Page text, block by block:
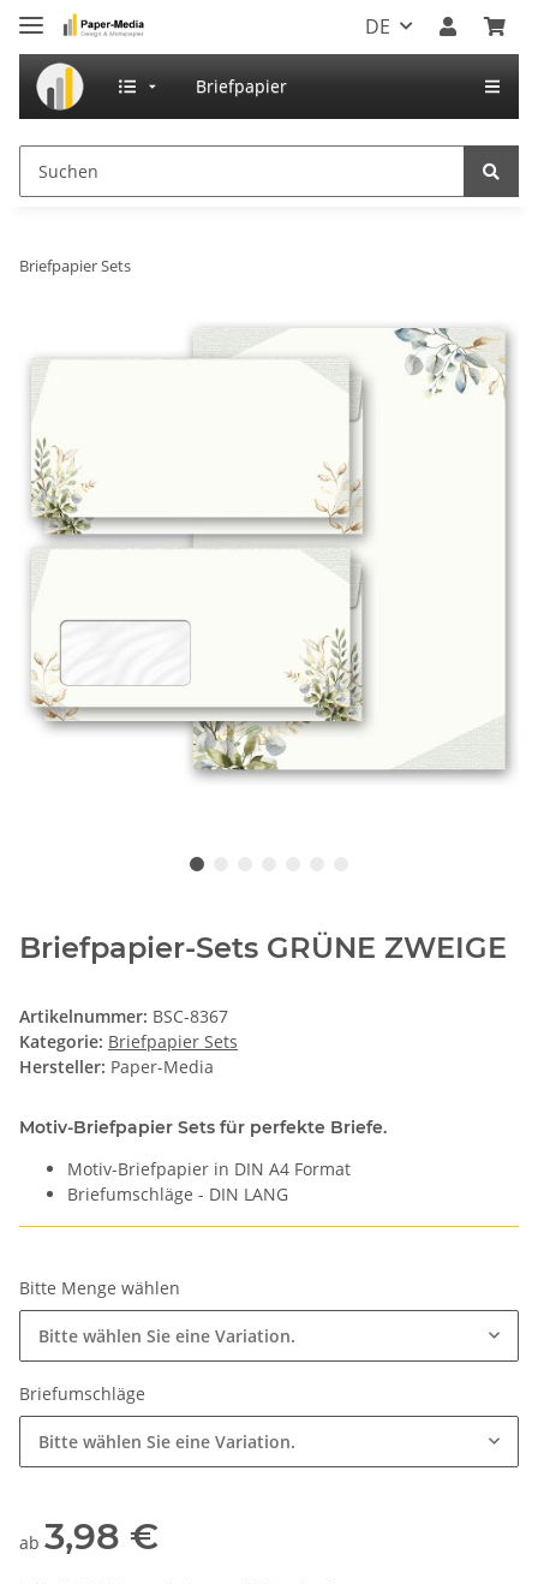
DE
Briefpapier
Briefpapier Sets
Briefpapier-Sets GRÜNE ZWEIGE
Artikelnummer: BSC-8367
Kategorie: Briefpapier Sets
Hersteller: Paper-Media
Motiv-Briefpapier Sets für perfekte Briefe.
Motiv-Briefpapier in DIN A4 Format
Briefumschläge - DIN LANG
Bitte Menge wählen
Bitte wählen Sie eine Variation.
Briefumschläge
Bitte wählen Sie eine Variation.
ab 3,98 €